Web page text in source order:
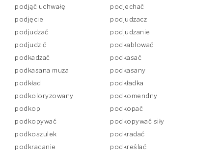
podjąć uchwałę
podjechać
podjęcie
podjudzacz
podjudzać
podjudzanie
podjudzić
podkablować
podkadzać
podkasać
podkasana muza
podkasany
podkład
podkładka
podkoloryzowany
podkomendny
podkop
podkopać
podkopywać
podkopywać siły
podkoszulek
podkradać
podkradanie
podkreślać